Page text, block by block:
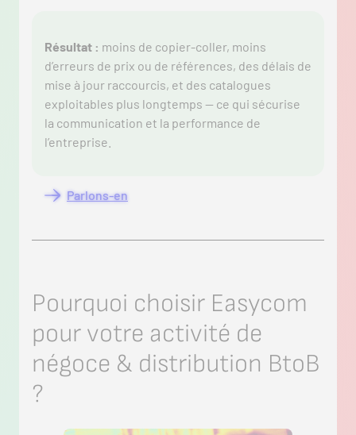
Résultat : moins de copier-coller, moins
d’erreurs de prix ou de références, des délais de
mise à jour raccourcis, et des catalogues
exploitables plus longtemps — ce qui sécurise
la communication et la performance de
l’entreprise.
Parlons-en
Pourquoi choisir Easycom
pour votre activité de
négoce & distribution BtoB
?